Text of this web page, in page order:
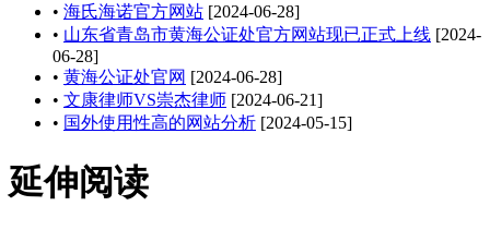
• 海氏海诺官方网站 [2024-06-28]
• 山东省青岛市黄海公证处官方网站现已正式上线 [2024-
06-28]
• 黄海公证处官网 [2024-06-28]
• 文康律师VS崇杰律师 [2024-06-21]
• 国外使用性高的网站分析 [2024-05-15]
延伸阅读